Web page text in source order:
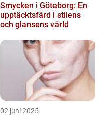
Smycken i Göteborg: En
upptäcktsfärd i stilens
och glansens värld
02 juni 2025